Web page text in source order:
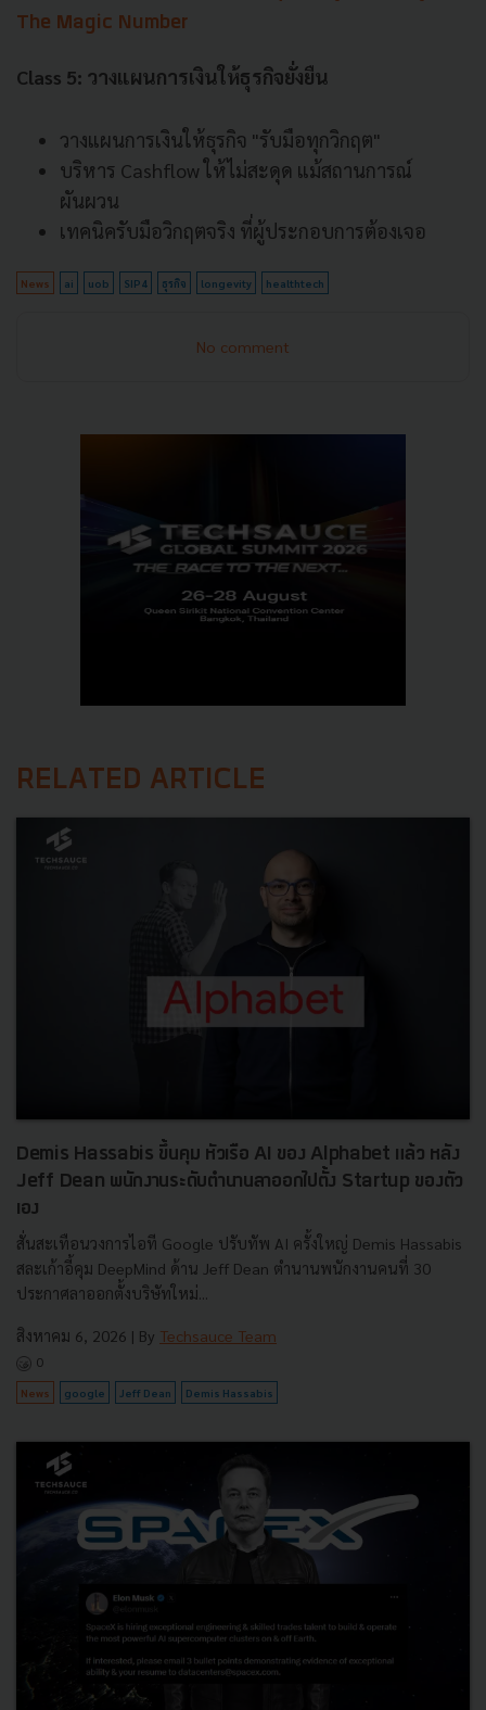
The Magic Number
Class 5: วางแผนการเงินให้ธุรกิจยั่งยืน
วางแผนการเงินให้ธุรกิจ "รับมือทุกวิกฤต"
บริหาร Cashflow ให้ไม่สะดุด แม้สถานการณ์
ผันผวน
เทคนิครับมือวิกฤตจริง ที่ผู้ประกอบการต้องเจอ
News ai uob SIP4 ธุรกิจ longevity healthtech
No comment
RELATED ARTICLE
Demis Hassabis ขึ้นคุม หัวเรือ AI ของ Alphabet แล้ว หลัง
Jeff Dean พนักงานระดับตำนานลาออกไปตั้ง Startup ของตัว
เอง
สั่นสะเทือนวงการไอที Google ปรับทัพ AI ครั้งใหญ่ Demis Hassabis
สละเก้าอี้คุม DeepMind ด้าน Jeff Dean ตำนานพนักงานคนที่ 30
ประกาศลาออกตั้งบริษัทใหม่...
สิงหาคม 6, 2026 | By Techsauce Team
0
News google Jeff Dean Demis Hassabis